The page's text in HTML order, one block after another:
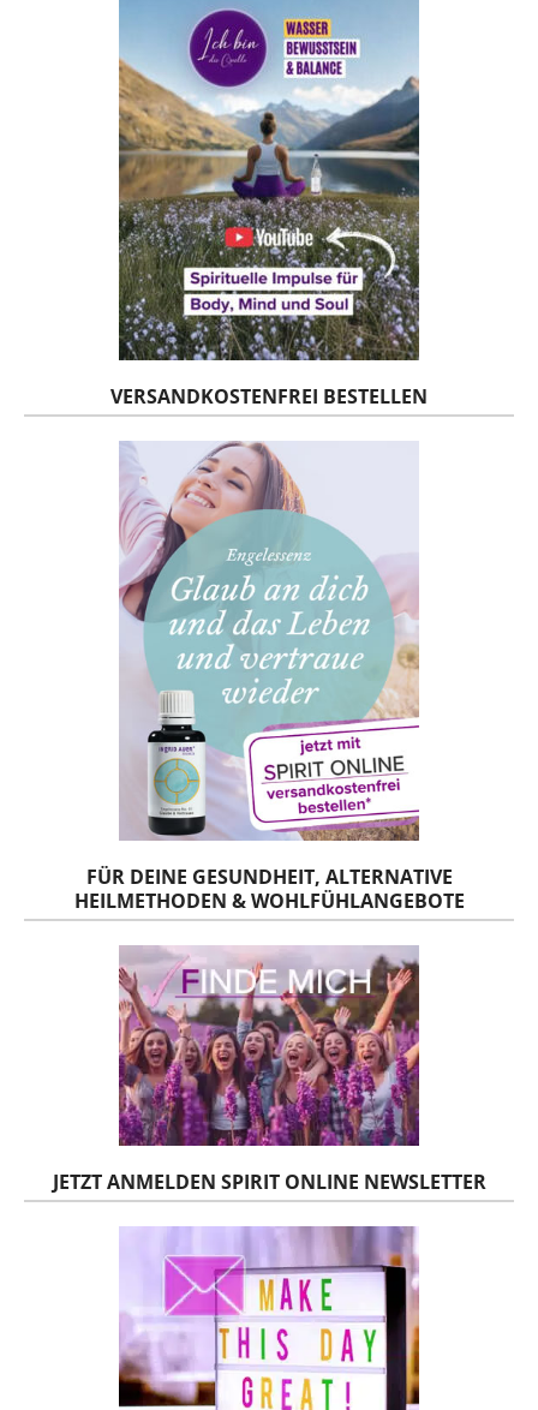
VERSANDKOSTENFREI BESTELLEN
FÜR DEINE GESUNDHEIT, ALTERNATIVE
HEILMETHODEN & WOHLFÜHLANGEBOTE
JETZT ANMELDEN SPIRIT ONLINE NEWSLETTER